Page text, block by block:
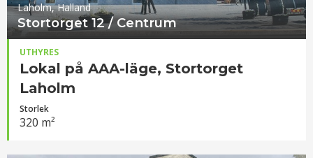
Laholm, Halland
Stortorget 12 / Centrum
UTHYRES
Lokal på AAA-läge, Stortorget
Laholm
Storlek
320 m²